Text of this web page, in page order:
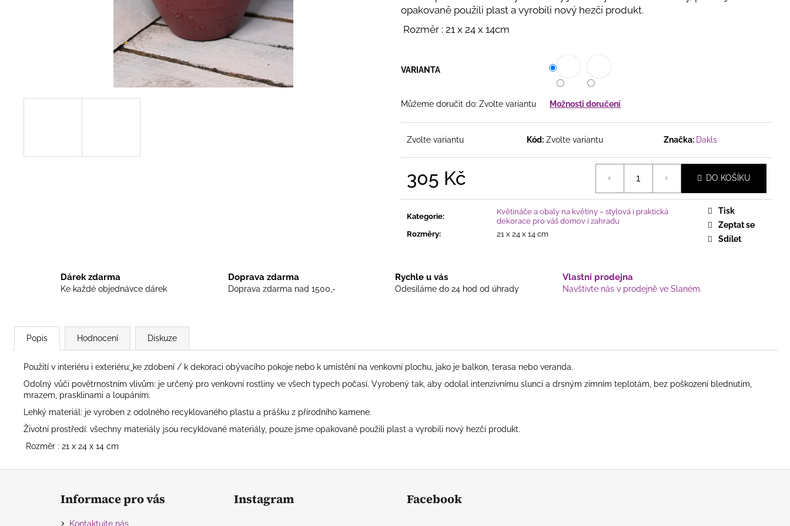
opakovaně použili plast a vyrobili nový hezčí produkt.
Rozměr : 21 x 24 x 14cm
VARIANTA
Můžeme doručit do: Zvolte variantu Možnosti doručení
Zvolte variantu Kód: Zvolte variantu Značka: Dakls
305 Kč DO KOŠÍKU
Kategorie:
Květináče a obaly na květiny – stylová i praktická
dekorace pro váš domov i zahradu
Rozměry: 21 x 24 x 14 cm
Tisk
Zeptat se
Sdílet
Dárek zdarma
Ke každé objednávce dárek
Doprava zdarma
Doprava zdarma nad 1500,-
Rychle u vás
Odesíláme do 24 hod od úhrady
Vlastní prodejna
Navštivte nás v prodejně ve Slaném.
Popis Hodnocení Diskuze
Použití v interiéru i exteriéru: ke zdobení / k dekoraci obývacího pokoje nebo k umístění na venkovní plochu, jako je balkon, terasa nebo veranda.
Odolný vůči povětrnostním vlivům: je určený pro venkovní rostliny ve všech typech počasí. Vyrobený tak, aby odolal intenzivnímu slunci a drsným zimním teplotám, bez poškození blednutím,
mrazem, prasklinami a loupáním.
Lehký materiál: je vyroben z odolného recyklovaného plastu a prášku z přírodního kamene.
Životní prostředí: všechny materiály jsou recyklované materiály, pouze jsme opakovaně použili plast a vyrobili nový hezčí produkt.
Rozměr : 21 x 24 x 14 cm
MACRAMÉ LAPAČ SNŮ S LISTY –
PŘÍRODNÍ DEKORACE PRO
HARMONICKÝ DOMOVV PŘÍRODNÍM
ELEGANTNÍ LAPAČ SNŮ SE DVĚMA
KRUHY SE DVĚMA KRUHY, KORÁLKY A
JEMNÝMI PEŘÍČKY
SAMETOVÉ STUHY S HEBKÝM
POVRCHEMHEBKÉ DEKORAČNÍ
Z
Informace pro vás
Kontaktujte nás
Instagram Facebook